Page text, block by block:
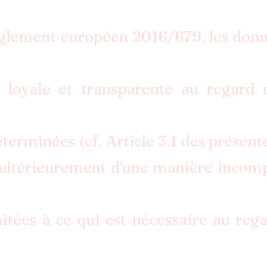
européen 2016/679, les
et transparente au regard
(cf. Article 3.1 des
d'une manière
à ce qui est nécessaire au